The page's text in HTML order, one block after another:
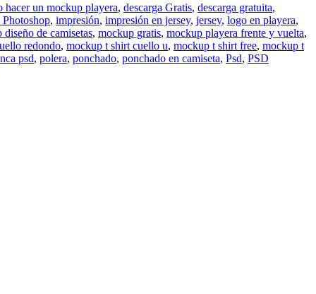
hacer un mockup playera, descarga Gratis, descarga gratuita,
Photoshop, impresión, impresión en jersey, jersey, logo en playera,
diseño de camisetas, mockup gratis, mockup playera frente y vuelta,
redondo, mockup t shirt cuello u, mockup t shirt free, mockup t
psd, polera, ponchado, ponchado en camiseta, Psd, PSD